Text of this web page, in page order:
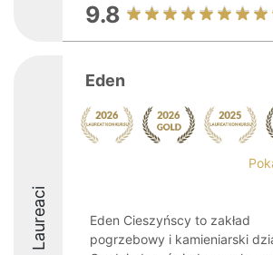
9.8
Laureaci
Eden
Eden Cieszyńscy to zakład
pogrzebowy i kamieniarski